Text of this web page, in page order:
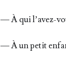
— À qui l’a­vez-
— À un petit